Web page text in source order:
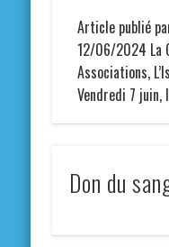
Article publié
12/06/2024 La
Associations,
Vendredi 7
Don du